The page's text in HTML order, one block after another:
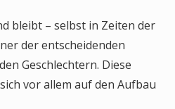
bleibt – selbst in Zeiten der
der entscheidenden
Geschlechtern. Diese
vor allem auf den Aufbau